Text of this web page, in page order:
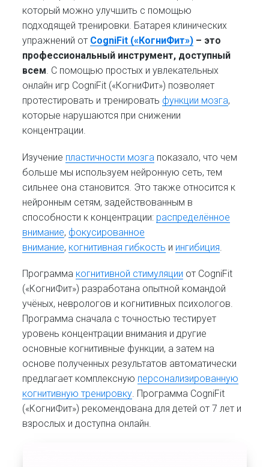
который можно улучшить с помощью
подходящей тренировки. Батарея клинических
упражнений от CogniFit («КогниФит») – это
профессиональный инструмент, доступный
всем. С помощью простых и увлекательных
онлайн игр CogniFit («КогниФит») позволяет
протестировать и тренировать функции мозга,
которые нарушаются при снижении
концентрации.
Изучение пластичности мозга показало, что чем
больше мы используем нейронную сеть, тем
сильнее она становится. Это также относится к
нейронным сетям, задействованным в
способности к концентрации: распределённое
внимание, фокусированное
внимание, когнитивная гибкость и ингибиция
Программа когнитивной стимуляции от CogniFit
(«КогниФит») разработана опытной командой
учёных, неврологов и когнитивных психологов.
Программа сначала с точностью тестирует
уровень концентрации внимания и другие
основные когнитивные функции, а затем на
основе полученных результатов автоматически
предлагает комплексную персонализированную
когнитивную тренировку . Программа CogniFit
(«КогниФит») рекомендована для детей от 7 лет и
взрослых и доступна онлайн.